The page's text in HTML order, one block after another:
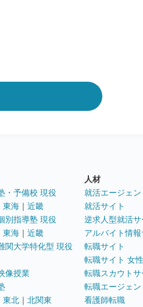
・予備校 現役
東海 ｜ 近畿
別指導塾 現役
東海 ｜ 近畿
関大学特化型 現役
像授業
東北 ｜ 北関東
人材
就活エージェン
就活サイト
逆求人型就活サ
アルバイト情報
転職サイト
転職サイト 女性
転職スカウトサ
転職エージェン
看護師転職